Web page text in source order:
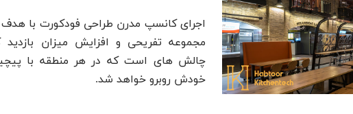
اجرای کانسپ مدرن طراحی فودکورت با هدف
مجموعه تفریحی و افزایش میزان بازدید
چالش های است که در هر منطقه با
خودش روبرو خواهد شد.